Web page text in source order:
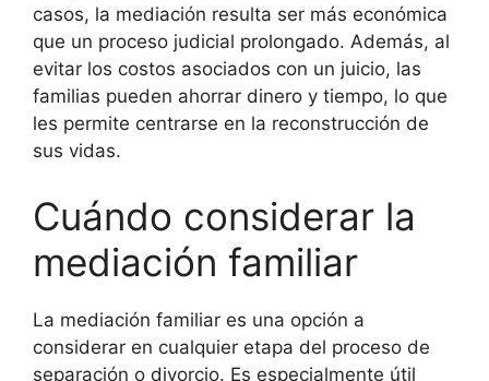
casos, la mediación resulta ser más económica
que un proceso judicial prolongado. Además, al
evitar los costos asociados con un juicio, las
familias pueden ahorrar dinero y tiempo, lo que
les permite centrarse en la reconstrucción de
sus vidas.
Cuándo considerar la
mediación familiar
La mediación familiar es una opción a
considerar en cualquier etapa del proceso de
separación o divorcio. Es especialmente útil